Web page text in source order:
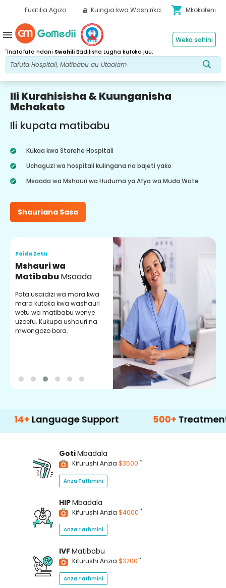
Fuatilia Agizo Kuingia kwa Washirika shopping_cart Mkokoteni
*Inatafuta ndani Swahili Badilisha Lugha kutoka juu.
Weka sahihi
menu
Ili Kurahisisha & Kuunganisha
Mchakato
Ili kupata matibabu
Kukaa kwa Starehe Hospitali
Uchaguzi wa hospitali kulingana na bajeti yako
Msaada wa Mshauri wa Huduma ya Afya wa Muda Wote
Shauriana Sasa
Faida Zetu
Mshauri wa
MatibabuMsaada
Pata usaidizi wa mara kwa
mara kutoka kwa washauri
wetu wa matibabu wenye
uzoefu. Kukupa ushauri na
mwongozo bora.
Support 500+ Treatment
GotiMbadala
Kifurushi Anzia $3500 *
Anza Tathmini
HIPMbadala
Kifurushi Anzia $4000 *
Anza Tathmini
IVFMatibabu
Kifurushi Anzia $3200 *
Anza Tathmini